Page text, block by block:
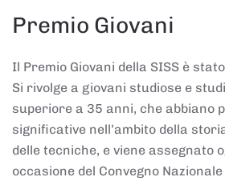
Premio Giovani
Il Premio Giovani della SISS è
Si rivolge a giovani studiose e
superiore a 35 anni, che abbiano
significative nell’ambito della
delle tecniche, e viene assegnato
occasione del Convegno Nazionale